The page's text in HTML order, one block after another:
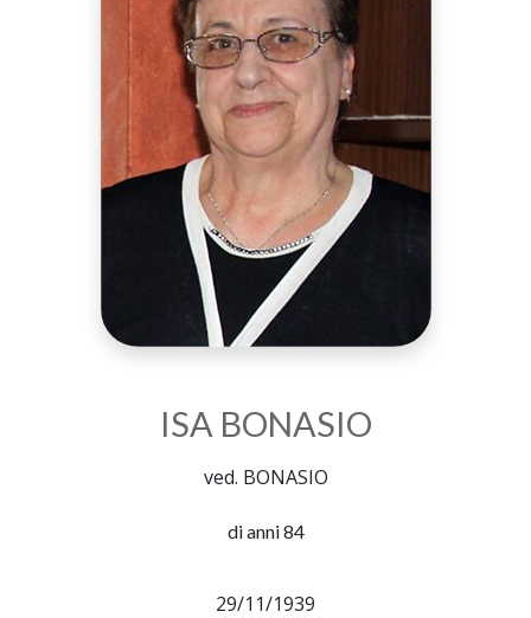
ISA BONASIO
ved. BONASIO
di anni 84
29/11/1939